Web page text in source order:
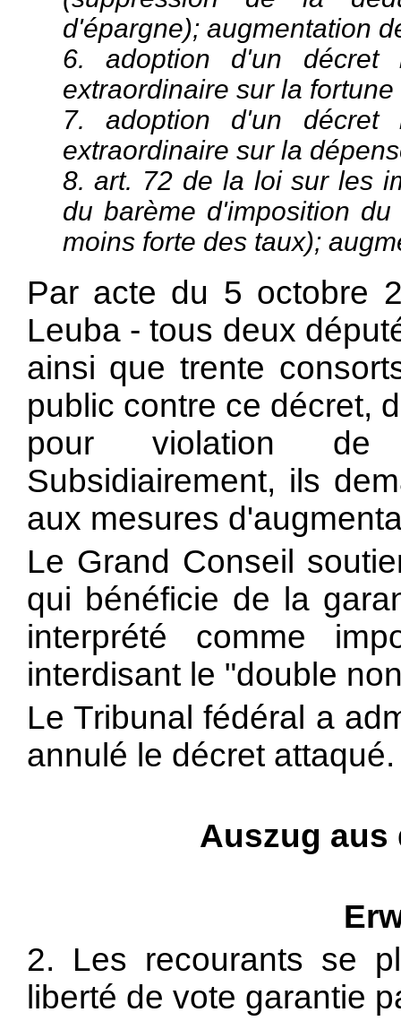
d'épargne); augmentation
6. adoption d'un
extraordinaire sur la
7. adoption d'un
extraordinaire sur la
8. art. 72 de la loi sur les
du barème d'imposition
moins forte des taux);
Par acte du 5 octobre
Leuba - tous deux
ainsi que trente
public contre ce décret,
pour violation de
Subsidiairement, ils
aux mesures
Le Grand Conseil
qui bénéficie de la
interprété comme
interdisant le "double
Le Tribunal fédéral a
annulé le décret attaqué.
Auszug aus
2. Les recourants se
liberté de vote garantie